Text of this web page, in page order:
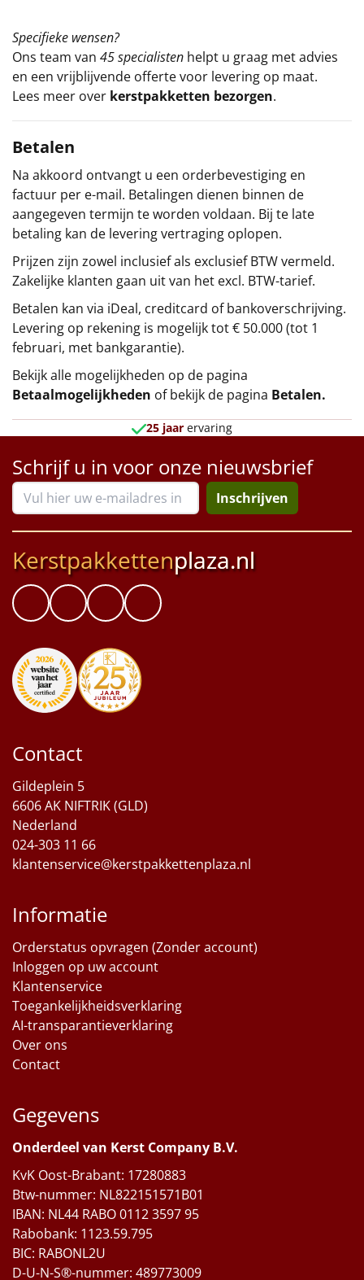
Specifieke wensen?
Ons team van 45 specialisten helpt u graag met advies
en een vrijblijvende offerte voor levering op maat.
Lees meer over kerstpakketten bezorgen.
Betalen
Na akkoord ontvangt u een orderbevestiging en
factuur per e-mail. Betalingen dienen binnen de
aangegeven termijn te worden voldaan. Bij te late
betaling kan de levering vertraging oplopen.
Prijzen zijn zowel inclusief als exclusief BTW vermeld.
Zakelijke klanten gaan uit van het excl. BTW-tarief.
Betalen kan via iDeal, creditcard of bankoverschrijving.
Levering op rekening is mogelijk tot € 50.000 (tot 1
februari, met bankgarantie).
Bekijk alle mogelijkheden op de pagina
Betaalmogelijkheden of bekijk de pagina Betalen.
25 jaar ervaring
Schrijf u in voor onze nieuwsbrief
Inschrijven
Kerstpakkettenplaza.nl
Contact
Gildeplein 5
6606 AK NIFTRIK (GLD)
Nederland
024-303 11 66
klantenservice@kerstpakkettenplaza.nl
Informatie
Orderstatus opvragen (Zonder account)
Inloggen op uw account
Klantenservice
Toegankelijkheidsverklaring
AI-transparantieverklaring
Over ons
Contact
Gegevens
Onderdeel van Kerst Company B.V.
KvK Oost-Brabant: 17280883
Btw-nummer: NL822151571B01
IBAN: NL44 RABO 0112 3597 95
Rabobank: 1123.59.795
BIC: RABONL2U
D-U-N-S®-nummer: 489773009